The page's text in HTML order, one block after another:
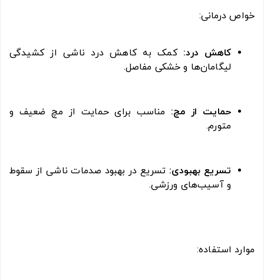
خواص درمانی:
کاهش درد: کمک به کاهش درد ناشی از کشیدگی
لیگامان‌ها و خشکی مفاصل.
حمایت از مچ: مناسب برای حمایت از مچ ضعیف و
متورم.
تسریع بهبودی: تسریع در بهبود صدمات ناشی از سقوط
و آسیب‌های ورزشی.
موارد استفاده: